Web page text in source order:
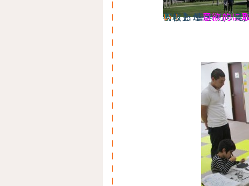
ました～～～(*^^)
書き初め】 書き初めは
などなど… 筆を自由に使
次はこれも書きたい！」と意欲的に